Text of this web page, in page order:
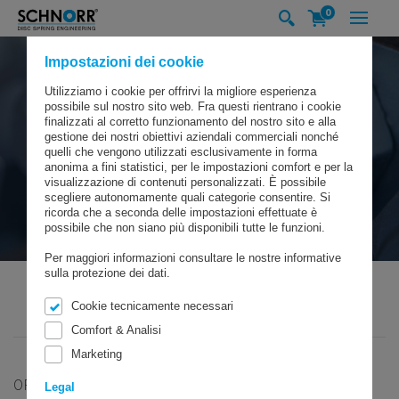
Impostazioni dei cookie
Utilizziamo i cookie per offrirvi la migliore esperienza
possibile sul nostro sito web. Fra questi rientrano i cookie
finalizzati al corretto funzionamento del nostro sito e alla
gestione dei nostri obiettivi aziendali commerciali nonché
quelli che vengono utilizzati esclusivamente in forma
anonima a fini statistici, per le impostazioni comfort e per la
visualizzazione di contenuti personalizzati. È possibile
scegliere autonomamente quali categorie consentire. Si
ricorda che a seconda delle impostazioni effettuate è
possibile che non siano più disponibili tutte le funzioni.
Per maggiori informazioni consultare le nostre informative
sulla protezione dei dati.
Cookie tecnicamente necessari
Comfort & Analisi
Marketing
Legal
0
SCHNORR GMBH
ORIGINALI SCHNORR®